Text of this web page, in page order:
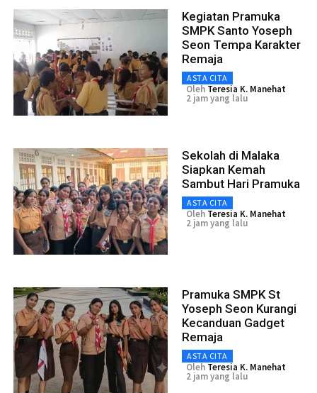
Kegiatan Pramuka
SMPK Santo Yoseph
Seon Tempa Karakter
Remaja
ASTA CITA
Oleh Teresia K. Manehat
2 jam yang lalu
Sekolah di Malaka
Siapkan Kemah
Sambut Hari Pramuka
ASTA CITA
Oleh Teresia K. Manehat
2 jam yang lalu
Pramuka SMPK St
Yoseph Seon Kurangi
Kecanduan Gadget
Remaja
ASTA CITA
Oleh Teresia K. Manehat
2 jam yang lalu